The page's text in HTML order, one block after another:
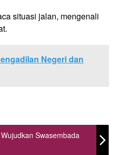
situasi jalan, mengenali
Negeri dan
Swasembada